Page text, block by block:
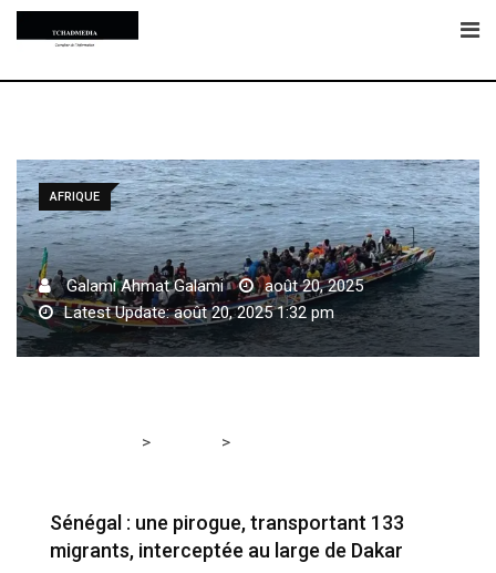
Skip
AFRIQUE
Galami Ahmat Galami
août 20, 2025
Latest Update: août 20, 2025 1:32 pm
> >
Sénégal : une pirogue, transportant 133
migrants, interceptée au large de Dakar